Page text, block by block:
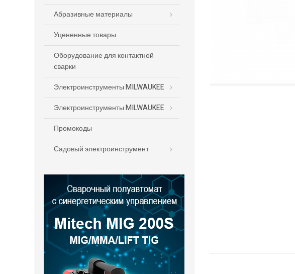
Абразивные материалы
Уцененные товары
Оборудование для контактной
сварки
Электроинструменты MILWAUKEE
Электроинструменты MILWAUKEE
Промокоды
Садовый электроинструмент